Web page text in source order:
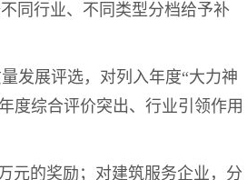
同行业、不同类型分档给予补
发展评选，对列入年度“大力神
度综合评价突出、行业引领作用
元的奖励；对建筑服务企业，分